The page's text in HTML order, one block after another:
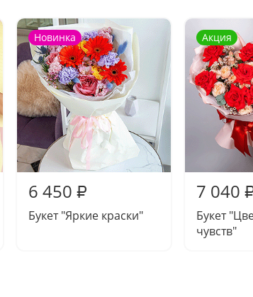
Новинка
6 450 ₽
Букет "Яркие краски"
Акция
7 040
Букет
чувств"